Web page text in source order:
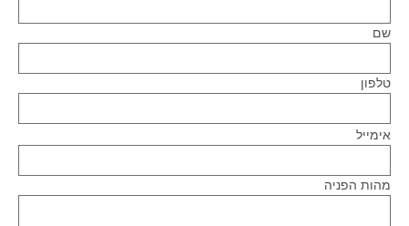
שם
טלפון
leave
אימייל
מהות הפניה